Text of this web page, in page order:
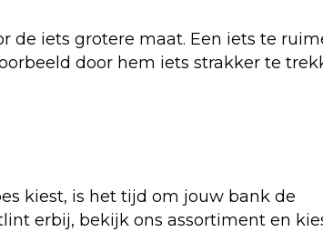
de iets grotere maat. Een iets te
door hem iets strakker te
kiest, is het tijd om jouw bank de
erbij, bekijk ons assortiment en